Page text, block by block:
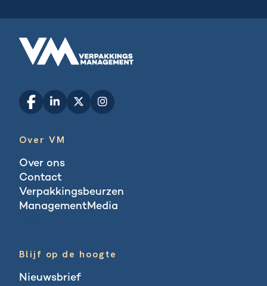
Over VM
Over ons
Contact
Verpakkingsbeurzen
ManagementMedia
Blijf op de hoogte
Nieuwsbrief